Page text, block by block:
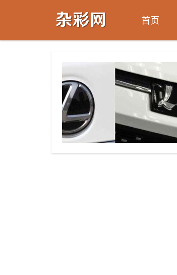
首页